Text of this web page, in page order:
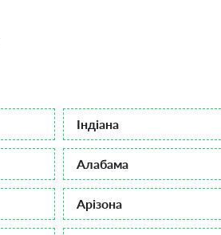
Індіана
Алабама
Арізона